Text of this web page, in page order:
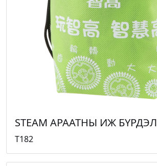
STEAM АРААТНЫ ИЖ БҮРДЭЛ
T182